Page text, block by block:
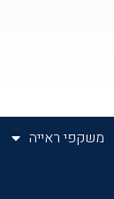
משקפי ראייה